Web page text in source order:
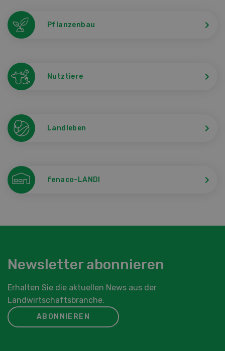
Pflanzenbau
Nutztiere
Landleben
fenaco-LANDI
Newsletter abonnieren
Erhalten Sie die aktuellen News aus der
Landwirtschaftsbranche.
ABONNIEREN